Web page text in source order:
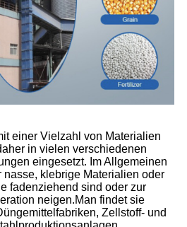
einer Vielzahl von Materialien
in vielen verschiedenen
eingesetzt. Im Allgemeinen
klebrige Materialien oder
fadenziehend sind oder zur
neigen.Man findet sie
Zellstoff- und